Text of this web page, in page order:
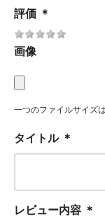
評価 ＊
画像
一つのファイルサイズ
タイトル ＊
レビュー内容 ＊